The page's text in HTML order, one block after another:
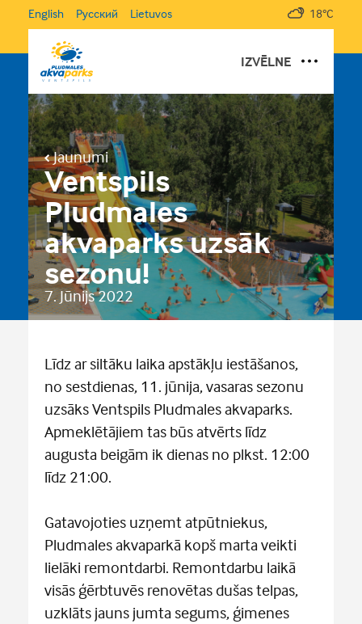
18°C
English Русский Lietuvos
IZVĒLNE
DĀVANU KARTES
PAR PLUDMALES AKVAPARKU
PAKALPOJUMI UN CENAS
GALERIJA
JAUNUMI
DARBA LAIKS UN KONTAKTI
Jaunumi
Ventspils
Pludmales
akvaparks uzsāk
sezonu!
7. Jūnijs 2022
Līdz ar siltāku laika apstākļu iestāšanos,
no sestdienas, 11. jūnija, vasaras sezonu
uzsāks Ventspils Pludmales akvaparks.
Apmeklētājiem tas būs atvērts līdz
augusta beigām ik dienas no plkst. 12:00
līdz 21:00.
Gatavojoties uzņemt atpūtniekus,
Pludmales akvaparkā kopš marta veikti
lielāki remontdarbi. Remontdarbu laikā
visās ģērbtuvēs renovētas dušas telpas,
uzklāts jauns jumta segums, ģimenes